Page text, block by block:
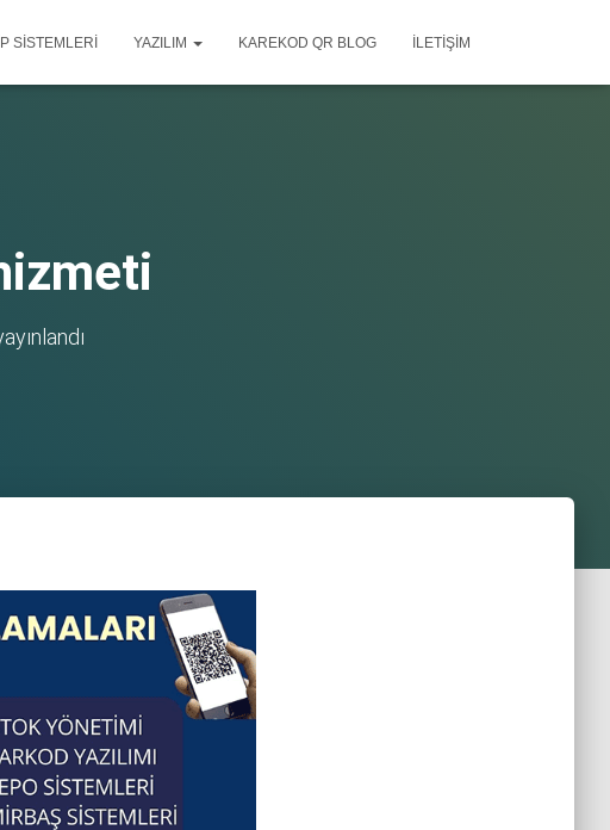
SISTEMLERI YAZILIM KAREKOD QR BLOG İLETIŞIM